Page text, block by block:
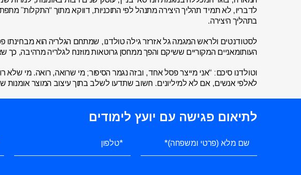
לדבריו, לא תמיד תהליך היצירה מתנהל לפי התוכניות, דווקא מתוך “התקלות”
בתהליך היצירה.
לסטודנטים ולראש המגמה גל אזרזר גילה טולדנו, שמתחם הגלריה הוא
העותומאניים המקוריים ששיקם והפך ממחסן גרוטאות מוזנח לגלריה מרהיבה, כך
וטולדנו סיכם: “אני מייצר פסל אחד, ובזה נגמר הסיפור; מי שרואה, רואה. מי
לאלפי אנשים, אם לא למיליונים. חשוב שתדעו לשלב בתוך עיצוב המוצר
לתיאום פגישה עם יועץ לימודים